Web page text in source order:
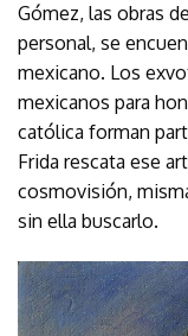
Gómez, las obras
personal, se
mexicano. Los
mexicanos para
católica forman
Frida rescata ese
cosmovisión,
sin ella buscarlo.